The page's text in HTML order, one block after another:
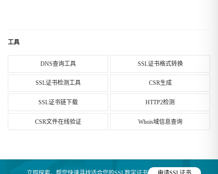
工具
DNS查询工具 SSL证书格式转换
SSL证书检测工具 CSR生成
SSL证书链下载 HTTP2检测
CSR文件在线验证 Whois域信息查询